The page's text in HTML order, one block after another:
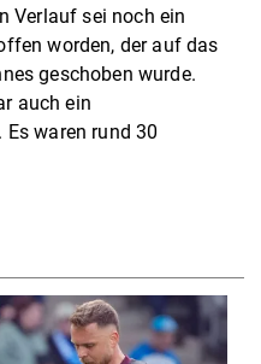
Verlauf sei noch ein
worden, der auf das
geschoben wurde.
auch ein
waren rund 30